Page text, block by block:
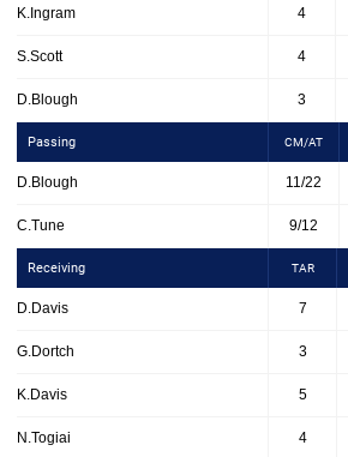
K.Ingram 4
S.Scott 4
D.Blough 3
Passing CM/AT
D.Blough 11/22
C.Tune 9/12
Receiving TAR
D.Davis 7
G.Dortch 3
K.Davis 5
N.Togiai 4